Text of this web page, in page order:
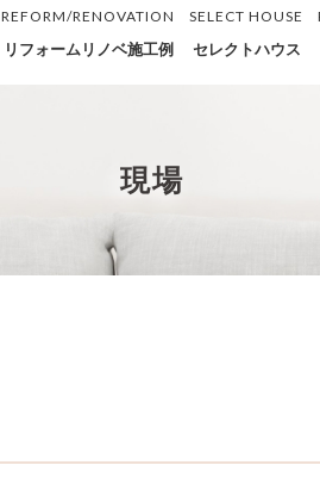
REFORM/RENOVATION
リフォームリノベ施工例
SELECT HOUSE
セレクトハウス
現場